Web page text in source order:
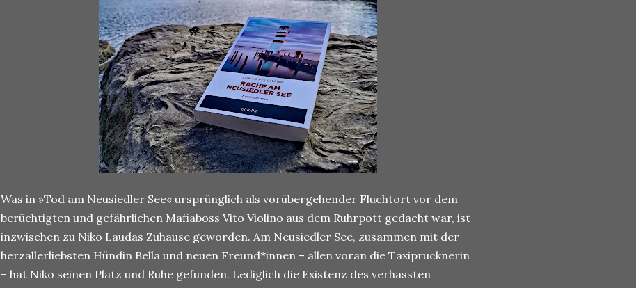
Was in »Tod am Neusiedler See« ursprünglich als vorübergehender Fluchtort vor dem
berüchtigten und gefährlichen Mafiaboss Vito Violino aus dem Ruhrpott gedacht war, ist
inzwischen zu Niko Laudas Zuhause geworden. Am Neusiedler See, zusammen mit der
herzallerliebsten Hündin Bella und neuen Freund*innen – allen voran die Taxiprucknerin
– hat Niko seinen Platz und Ruhe gefunden. Lediglich die Existenz des verhassten